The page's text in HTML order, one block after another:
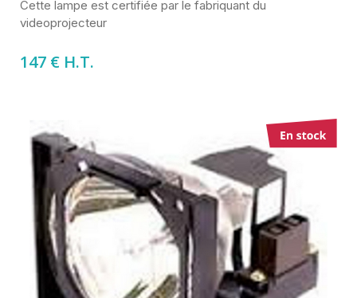
Cette lampe est certifiée par le fabriquant du
videoprojecteur
147 € H.T.